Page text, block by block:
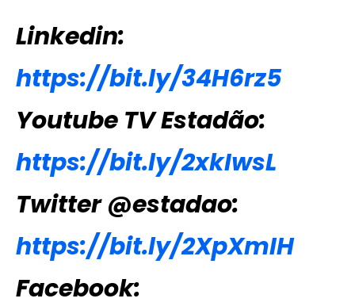
Linkedin:
https://bit.ly/34H6rz5
Youtube TV Estadão:
https://bit.ly/2xkIwsL
Twitter @estadao:
https://bit.ly/2XpXmIH
Facebook: